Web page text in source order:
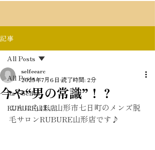
記事
All Posts
Ra・Selfee
RUBURE山形店
All Posts
今や“男の常識”！？
selfeearc
2025年7月6日 読了時間: 2分
こんにちは、山形市七日町のメンズ脱
毛サロンRUBURE山形店です♪